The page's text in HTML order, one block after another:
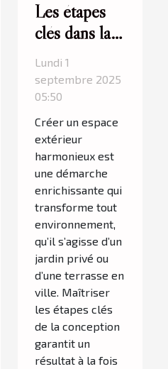
Les étapes
clés dans la
conception
d'un espace
extérieur
Lundi 1
septembre 2025
05:50
Créer un espace
extérieur
harmonieux est
une démarche
enrichissante qui
transforme tout
environnement,
qu’il s’agisse d’un
jardin privé ou
d’une terrasse en
ville. Maîtriser
les étapes clés
de la conception
garantit un
résultat à la fois